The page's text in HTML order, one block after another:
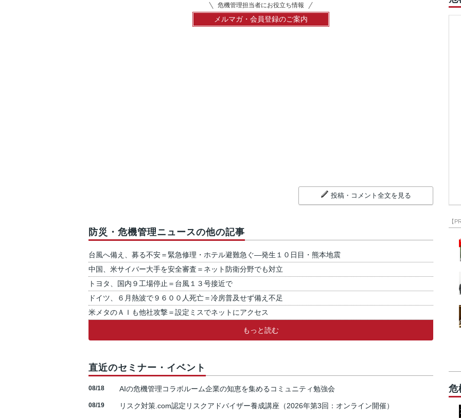
危機管理担当者にお役立ち情報
メルマガ・会員登録のご案内
投稿・コメント全文を見る
防災・危機管理ニュースの他の記事
台風へ備え、募る不安＝緊急修理・ホテル避難急ぐ―発生１０日目・熊本地震
中国、米サイバー大手を安全審査＝ネット防衛分野でも対立
トヨタ、国内９工場停止＝台風１３号接近で
ドイツ、６月熱波で９６００人死亡＝冷房普及せず備え不足
米メタのＡＩも他社攻撃＝設定ミスでネットにアクセス
もっと読む
直近のセミナー・イベント
08/18 AIの危機管理コラボルーム企業の知恵を集めるコミュニティ勉強会
08/19 リスク対策.com認定リスクアドバイザー養成講座（2026年第3回：オンライン開催）
【
危